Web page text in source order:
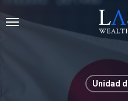
to
main
Menu
Unidad